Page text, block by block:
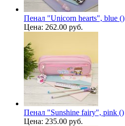
Пенал "Unicorn hearts", blue ()
Цена: 262.00 руб.
Пенал "Sunshine fairy", pink ()
Цена: 235.00 руб.